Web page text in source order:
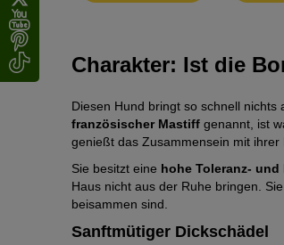
Charakter: Ist die
Diesen Hund bringt so schnell
französischer Mastiff genannt, ist
genießt das Zusammensein mit
Sie besitzt eine hohe Toleranz- und
Haus nicht aus der Ruhe bringen.
beisammen sind.
Sanftmütiger Dickschädel